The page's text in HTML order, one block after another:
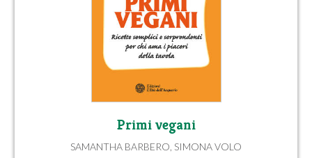
Primi vegani
SAMANTHA BARBERO SIMONA VOLO